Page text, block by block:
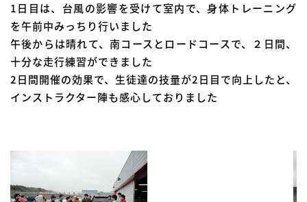
1日目は、台風の影響を受けて室内で、身体トレーニング
を午前中みっちり行いました
午後からは晴れて、南コースとロードコースで、２日間、
十分な走行練習ができました
2日間開催の効果で、生徒達の技量が2日目で向上したと、
インストラクター陣も感心しておりました